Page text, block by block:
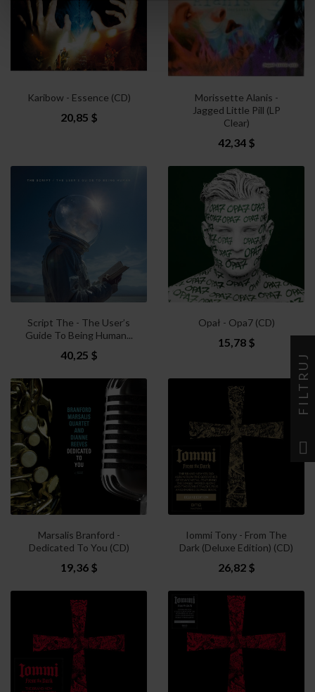
Karibow - Essence (CD)
20,85 $
Morissette Alanis -
Jagged Little Pill (LP
Clear)
42,34 $
Script The - The User’s
Guide To Being Human...
40,25 $
Opał - Opa7 (CD)
15,78 $
Marsalis Branford -
Dedicated To You (CD)
19,36 $
Iommi Tony - From The
Dark (Deluxe Edition) (CD)
26,82 $
FILTRUJ